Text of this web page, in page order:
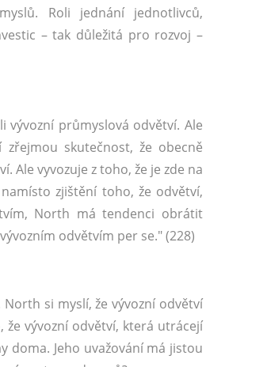
Roli jednání jednotlivců,
– tak důležitá pro rozvoj –
průmyslová odvětví. Ale
skutečnost, že obecně
Ale vyvozuje z toho, že je zde na
zjištění toho, že odvětví,
North má tendenci obrátit
odvětvím per se." (228)
si myslí, že vývozní odvětví
že vývozní odvětví, která utrácejí
doma. Jeho uvažování má jistou